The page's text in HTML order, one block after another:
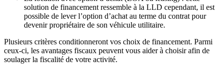
solution de financement ressemble à la LLD cependant, il est
possible de lever l’option d’achat au terme du contrat pour
devenir propriétaire de son véhicule utilitaire.
Plusieurs critères conditionneront vos choix de financement. Parmi
ceux-ci, les avantages fiscaux peuvent vous aider à choisir afin de
soulager la fiscalité de votre activité.